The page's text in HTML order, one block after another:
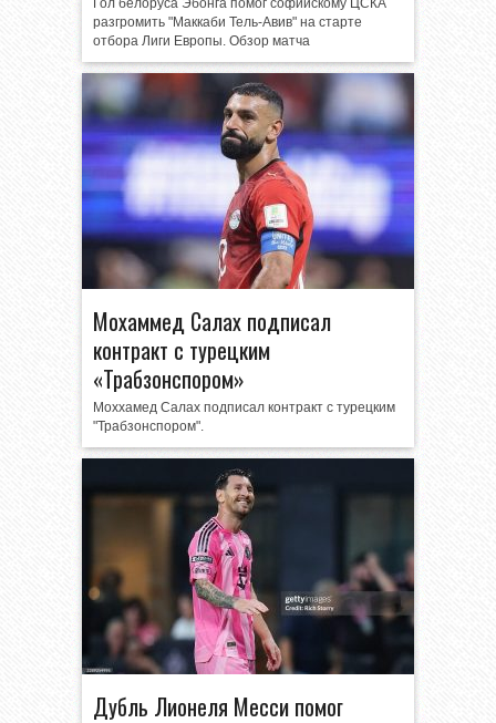
Гол белоруса Эбонга помог софийскому ЦСКА
разгромить "Маккаби Тель-Авив" на старте
отбора Лиги Европы. Обзор матча
Мохаммед Салах подписал
контракт с турецким
«Трабзонспором»
Моххамед Салах подписал контракт с турецким
"Трабзонспором".
Дубль Лионеля Месси помог